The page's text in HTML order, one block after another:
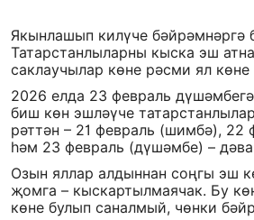
Якынлашып килүче бәйрәмнәргә
Татарстанлыларны кыска эш
саклаучылар көне рәсми ял көне
2026 елда 23 февраль
биш көн эшләүче
рәттән – 21 февраль (шимбә), 22
һәм 23 февраль (дүшәмбе) –
Озын яллар алдыннан соңгы эш
җомга – кыскартылмаячак. Бу
көне булып саналмый, чөнки